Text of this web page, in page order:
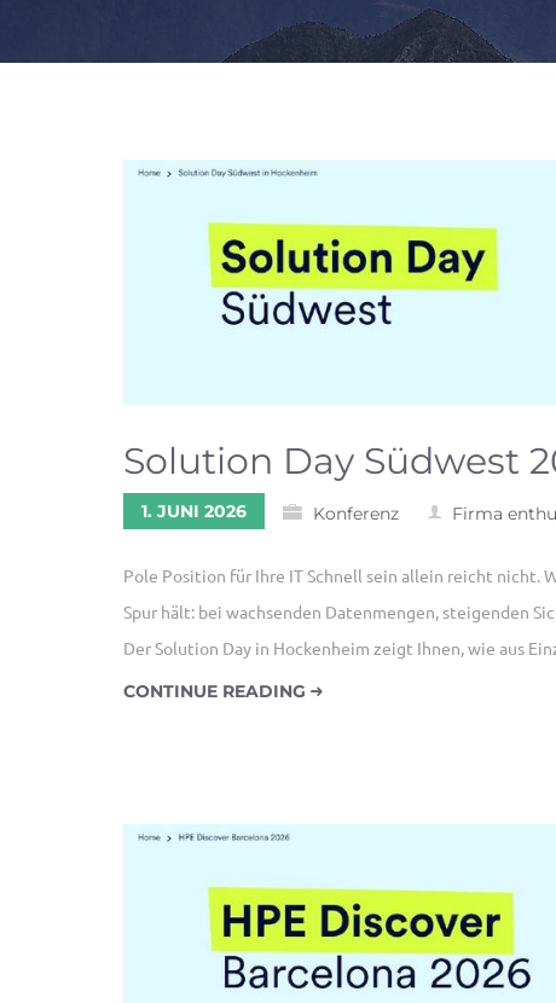
Solution Day Südwest
1. JUNI 2026 Konferenz Firma
Pole Position für Ihre IT Schnell sein allein reicht nicht.
Spur hält: bei wachsenden Datenmengen, steigenden
Der Solution Day in Hockenheim zeigt Ihnen, wie aus
CONTINUE READING